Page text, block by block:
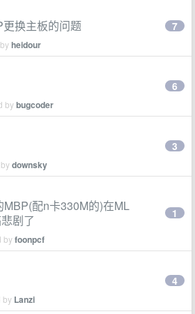
换主板的问题
heidour
7
bybugcoder
6
downsky
3
配n卡330M的)在ML
剧了
byfoonpcf
1
by Lanzi
4